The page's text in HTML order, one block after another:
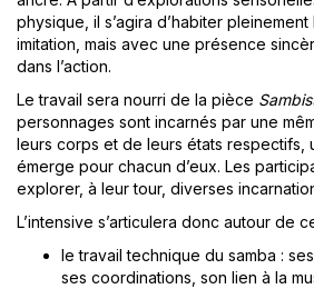
physique, il s’agira d’habiter pleinement
imitation, mais avec une présence
dans l’action.
Le travail sera nourri de la pièce
personnages sont incarnés par une
leurs corps et de leurs états respectifs,
émerge pour chacun d’eux. Les
explorer, à leur tour, diverses
L’intensive s’articulera donc autour de
le travail technique du samba :
ses coordinations, son lien à la